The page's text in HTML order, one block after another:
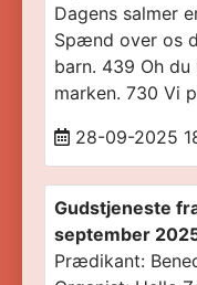
Dagens salmer
Spænd over os
barn. 439 Oh
marken. 730 Vi
28-09-2025
Gudstjeneste
september
Prædikant: